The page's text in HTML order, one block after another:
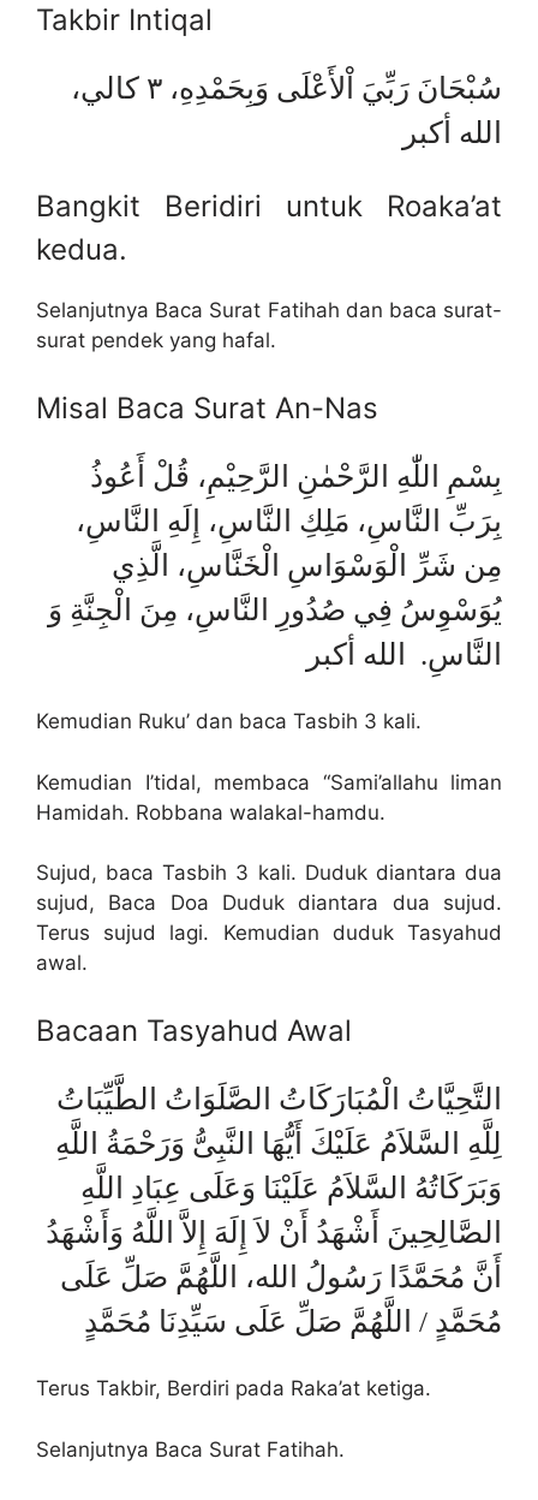
Takbir Intiqal
سُبْحَانَ رَبِّيَ اْلأَعْلَى وَبِحَمْدِهِ، ٣ كالي،
الله أكبر
Bangkit Beridiri untuk Roaka’at
kedua.
Selanjutnya Baca Surat Fatihah dan baca surat-
surat pendek yang hafal.
Misal Baca Surat An-Nas
بِسْمِ اللّٰهِ الرَّحْمٰنِ الرَّحِيْمِ، قُلْ أَعُوذُ
بِرَبِّ النَّاسِ، مَلِكِ النَّاسِ، إِلَهِ النَّاسِ،
مِن شَرِّ الْوَسْوَاسِ الْخَنَّاسِ، الَّذِي
يُوَسْوِسُ فِي صُدُورِ النَّاسِ، مِنَ الْجِنَّةِ وَ
النَّاسِ. الله أكبر
Kemudian Ruku’ dan baca Tasbih 3 kali.
Kemudian I’tidal, membaca “Sami’allahu liman
Hamidah. Robbana walakal-hamdu.
Sujud, baca Tasbih 3 kali. Duduk diantara dua
sujud, Baca Doa Duduk diantara dua sujud.
Terus sujud lagi. Kemudian duduk Tasyahud
awal.
Bacaan Tasyahud Awal
التَّحِيَّاتُ الْمُبَارَكَاتُ الصَّلَوَاتُ الطَّيِّبَاتُ
لِلَّهِ السَّلاَمُ عَلَيْكَ أَيُّهَا النَّبِىُّ وَرَحْمَةُ اللَّهِ
وَبَرَكَاتُهُ السَّلاَمُ عَلَيْنَا وَعَلَى عِبَادِ اللَّهِ
الصَّالِحِينَ أَشْهَدُ أَنْ لاَ إِلَهَ إِلاَّ اللَّهُ وَأَشْهَدُ
أَنَّ مُحَمَّدًا رَسُولُ الله، اللَّهُمَّ صَلِّ عَلَى
مُحَمَّدٍ / اللَّهُمَّ صَلِّ عَلَى سَيِّدِنَا مُحَمَّدٍ
Terus Takbir, Berdiri pada Raka’at ketiga.
Selanjutnya Baca Surat Fatihah.